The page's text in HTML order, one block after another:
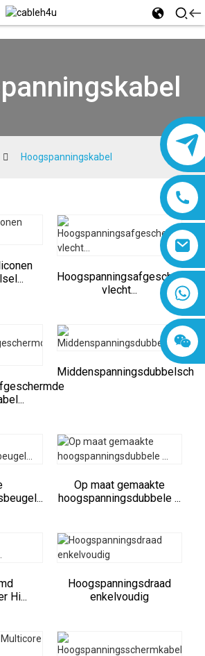
8618019377761
Hoogspanningskabel
Hoogspanningsafgeschermde
vlecht...
Op maat gemaakte
hoogspanningsdubbele ...
Hi...
Hoogspanningsdraad
enkelvoudig